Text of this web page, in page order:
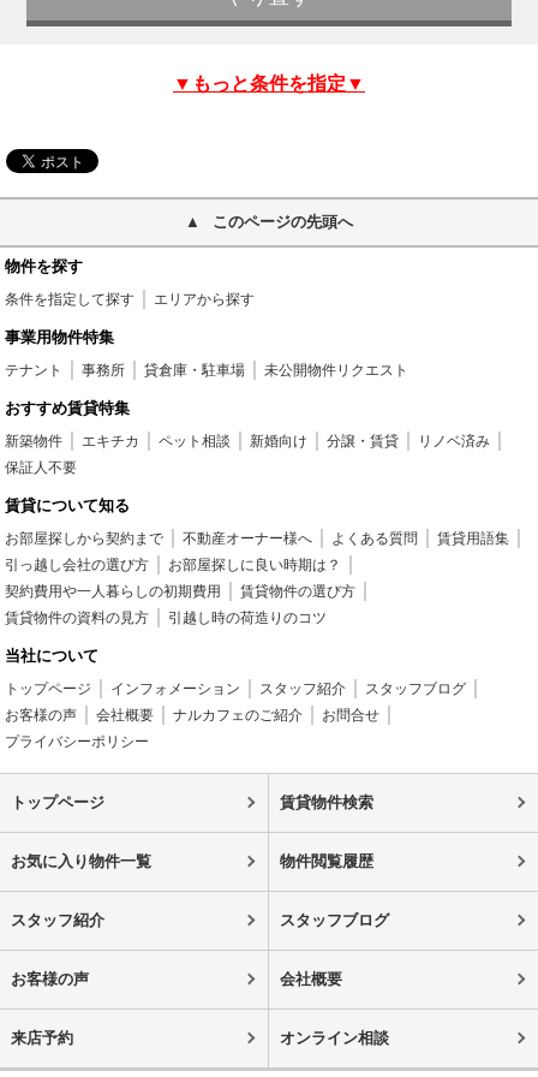
▼もっと条件を指定▼
このページの先頭へ
物件を探す
条件を指定して探す エリアから探す
事業用物件特集
テナント 事務所 貸倉庫・駐車場 未公開物件リクエスト
おすすめ賃貸特集
新築物件 エキチカ ペット相談 新婚向け 分譲・賃貸
リノベ済み
保証人不要
賃貸について知る
お部屋探しから契約まで 不動産オーナー様へ よくある質問
賃貸用語集
引っ越し会社の選び方
お部屋探しに良い時期は？
契約費用や一人暮らしの初期費用
賃貸物件の選び方
賃貸物件の資料の見方
引越し時の荷造りのコツ
当社について
トップページ インフォメーション スタッフ紹介
スタッフブログ
お客様の声
会社概要 ナルカフェのご紹介
お問合せ
プライバシーポリシー
トップページ 賃貸物件検索
お気に入り物件一覧 物件閲覧履歴
スタッフ紹介 スタッフブログ
お客様の声 会社概要
来店予約 オンライン相談